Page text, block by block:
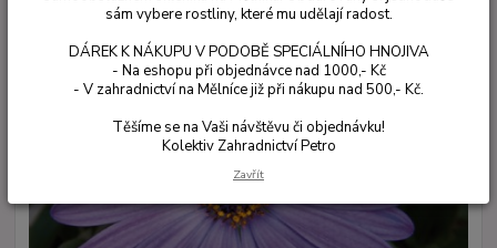
sám vybere rostliny, které mu udělají radost.
DÁREK K NÁKUPU V PODOBĚ SPECIÁLNÍHO HNOJIVA
- Na eshopu při objednávce nad 1000,- Kč
- V zahradnictví na Mělníce již při nákupu nad 500,- Kč.
Těšíme se na Vaši návštěvu či objednávku!
Kolektiv Zahradnictví Petro
Zavřít